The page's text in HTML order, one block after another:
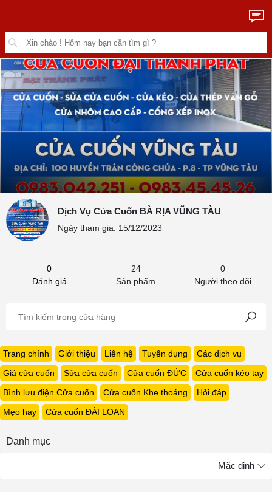
Dịch Vụ Cửa Cuốn BÀ RỊA VŨNG TÀU
Ngày tham gia: 15/12/2023
0
Đánh giá
24
Sản phẩm
0
Người theo dõi
Trang chính Giới thiệu Liên hệ Tuyển dụng
Các dịch vụ
Giá cửa cuốn
Sửa cửa cuốn Cửa cuốn ĐỨC
Cửa cuốn kéo tay
Bình lưu điện Cửa cuốn
Cửa cuốn Khe thoáng
Hỏi đáp
Mẹo hay
Cửa cuốn ĐÀI LOAN
Danh mục
Mặc định